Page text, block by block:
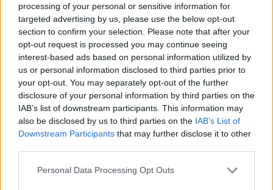
processing of your personal or sensitive information for
targeted advertising by us, please use the below opt-out
section to confirm your selection. Please note that after your
opt-out request is processed you may continue seeing
interest-based ads based on personal information utilized by
us or personal information disclosed to third parties prior to
your opt-out. You may separately opt-out of the further
disclosure of your personal information by third parties on the
IAB’s list of downstream participants. This information may
also be disclosed by us to third parties on the IAB’s List of
Downstream Participants that may further disclose it to other
Please note that this website/app uses one or more Google
Personal Data Processing Opt Outs
A TE SZAVAZATOD DÖNTHETI EL,
HOGY KI LESZ A DAL 2016 NYERTESE
SZOMBATON
budapest24•2016. február 27.
A zsűri által a négy legjobbnak ítélt dal KÖZÜL a